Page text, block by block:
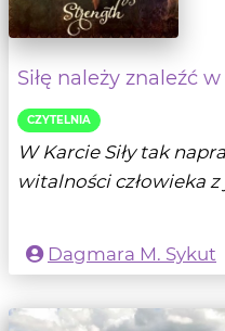
Siłę należy znaleźć
CZYTELNIA
W Karcie Siły tak
witalności człowieka
Dagmara M. Sykut